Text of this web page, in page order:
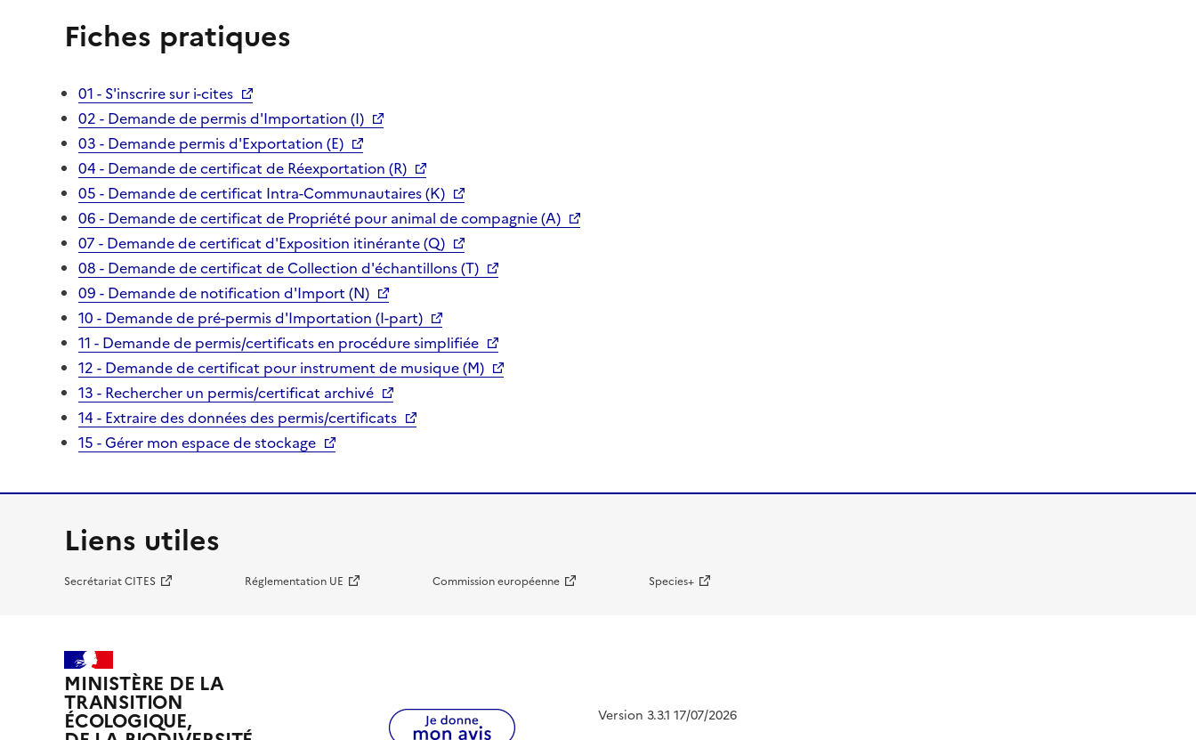
Fiches pratiques
01 - S'inscrire sur i-cites
02 - Demande de permis d'Importation (I)
03 - Demande permis d'Exportation (E)
04 - Demande de certificat de Réexportation (R)
05 - Demande de certificat Intra-Communautaires (K)
06 - Demande de certificat de Propriété pour animal de compagnie (A)
07 - Demande de certificat d'Exposition itinérante (Q)
08 - Demande de certificat de Collection d'échantillons (T)
09 - Demande de notification d'Import (N)
10 - Demande de pré-permis d'Importation (I-part)
11 - Demande de permis/certificats en procédure simplifiée
12 - Demande de certificat pour instrument de musique (M)
13 - Rechercher un permis/certificat archivé
14 - Extraire des données des permis/certificats
15 - Gérer mon espace de stockage
Liens utiles
Secrétariat CITES Réglementation UE Commission européenne Species+
MINISTÈRE DE LA
TRANSITION
ÉCOLOGIQUE, Version 3.3.1 17/07/2026